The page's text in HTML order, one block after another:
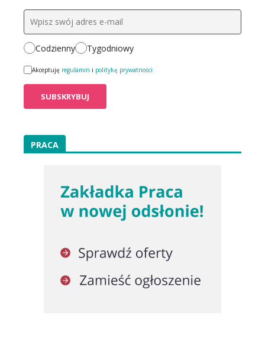
Codzienny Tygodniowy
Akceptuję regulamin i politykę prywatności
PRACA